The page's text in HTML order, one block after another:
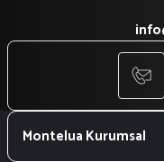
Montelua Kurumsal